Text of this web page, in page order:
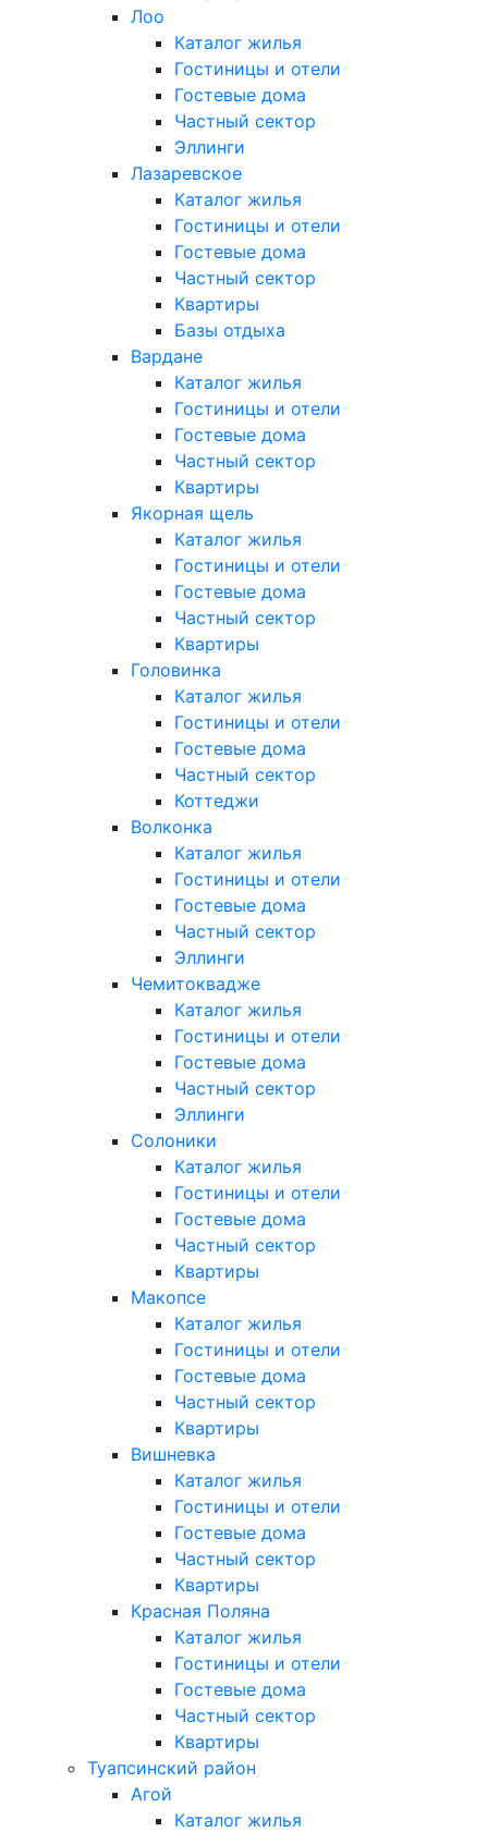
Лоо
Каталог жилья
Гостиницы и отели
Гостевые дома
Частный сектор
Эллинги
Лазаревское
Каталог жилья
Гостиницы и отели
Гостевые дома
Частный сектор
Квартиры
Базы отдыха
Вардане
Каталог жилья
Гостиницы и отели
Гостевые дома
Частный сектор
Квартиры
Якорная щель
Каталог жилья
Гостиницы и отели
Гостевые дома
Частный сектор
Квартиры
Головинка
Каталог жилья
Гостиницы и отели
Гостевые дома
Частный сектор
Коттеджи
Волконка
Каталог жилья
Гостиницы и отели
Гостевые дома
Частный сектор
Эллинги
Чемитоквадже
Каталог жилья
Гостиницы и отели
Гостевые дома
Частный сектор
Эллинги
Солоники
Каталог жилья
Гостиницы и отели
Гостевые дома
Частный сектор
Квартиры
Макопсе
Каталог жилья
Гостиницы и отели
Гостевые дома
Частный сектор
Квартиры
Вишневка
Каталог жилья
Гостиницы и отели
Гостевые дома
Частный сектор
Квартиры
Красная Поляна
Каталог жилья
Гостиницы и отели
Гостевые дома
Частный сектор
Квартиры
Туапсинский район
Агой
Каталог жилья